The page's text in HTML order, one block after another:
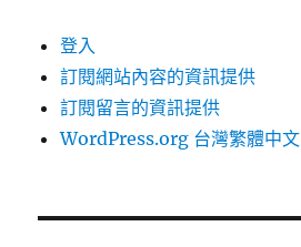
登入
訂閱網站內容的資訊提供
訂閱留言的資訊提供
WordPress.org 台灣繁體中文